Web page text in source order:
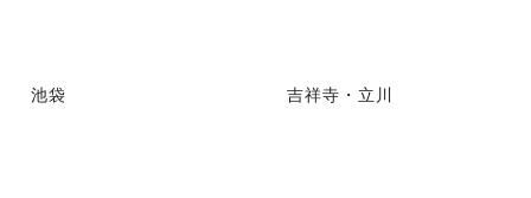
池袋 吉祥寺・立川